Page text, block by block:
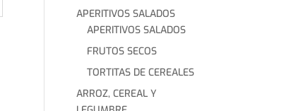
APERITIVOS SALADOS
APERITIVOS SALADOS
FRUTOS SECOS
TORTITAS DE CEREALES
ARROZ, CEREAL Y